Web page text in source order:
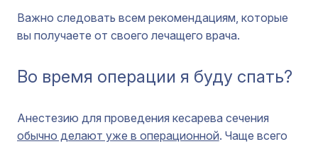
Важно следовать всем рекомендациям, которые
вы получаете от своего лечащего врача.
Во время операции я буду спать?
Анестезию для проведения кесарева сечения
обычно делают уже в операционной. Чаще всего